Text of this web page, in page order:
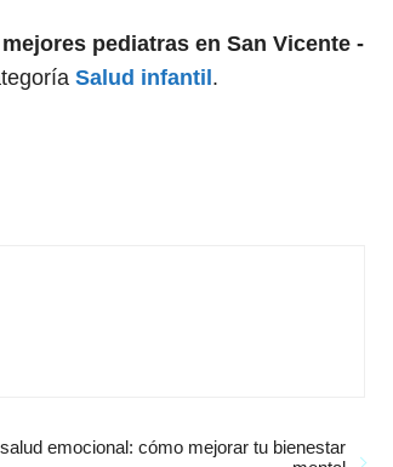
pediatras en San Vicente -
Salud infantil .
emocional: cómo mejorar tu bienestar